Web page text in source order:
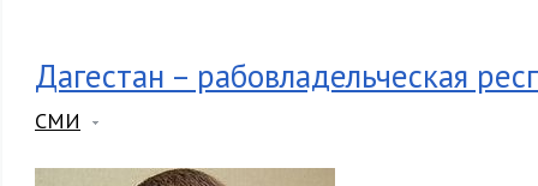
Дагестан – рабовладельческая
СМИ